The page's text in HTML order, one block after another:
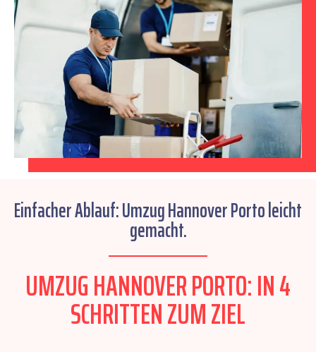
Einfacher Ablauf: Umzug Hannover Porto leicht
gemacht.
UMZUG HANNOVER PORTO: IN 4
SCHRITTEN ZUM ZIEL